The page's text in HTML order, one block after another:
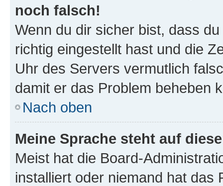
noch falsch!
Wenn du dir sicher bist, dass
richtig eingestellt hast und die
Uhr des Servers vermutlich
damit er das Problem beheben
Nach oben
Meine Sprache steht auf
Meist hat die Board-
installiert oder niemand hat das